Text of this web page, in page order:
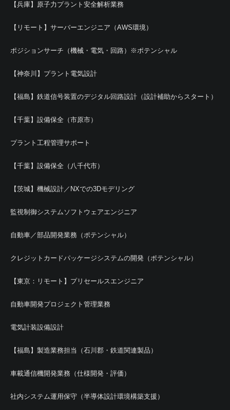
【兵庫】原子力プラント安全解析業務
【リモート】サーバーエンジニア（AWS環境）
ポジションサーチ（機械・電気・回路）※ポテンシャル
【神奈川】プラント電気設計
【福島】鉄道信号装置のデジタル回路設計（設計補助からスタート）
【千葉】設備保全（市原市）
プラント工程管理サポート
【千葉】設備保全（八千代市）
【茨城】機械設計／NXでの3Dモデリング
監視制御システムソフトウェアエンジニア
自動車／部品開発業務（ポテンシャル）
クレジットカードパッケージシステムの開発（ポテンシャル）
【東京：リモート】プリセールスエンジニア
自動車開発プロジェクト管理業務
電気計装設備設計
【福島】製造業務担当（石川郡・鉄道関連製品）
車載通信機開発業務（仕様開発・評価）
社内システム運用保守（半導体設計環境構築支援）